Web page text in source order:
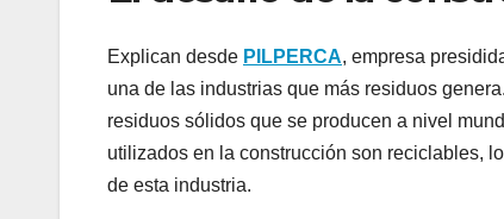
Explican desde PILPERCA, empresa
una de las industrias que más residuos
residuos sólidos que se producen a nivel
utilizados en la construcción son reciclables,
de esta industria.